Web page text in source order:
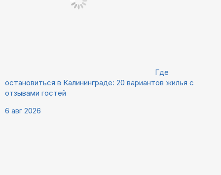
Где
остановиться в Калининграде: 20 вариантов жилья с
отзывами гостей
6 авг 2026